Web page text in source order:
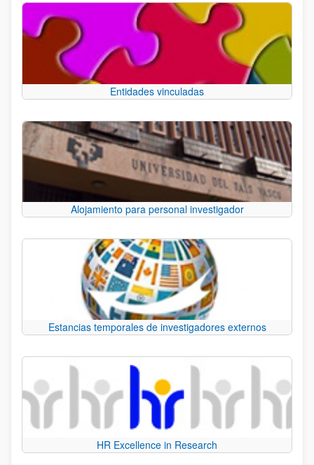
Entidades vinculadas
Alojamiento para personal investigador
Estancias temporales de investigadores externos
HR Excellence in Research